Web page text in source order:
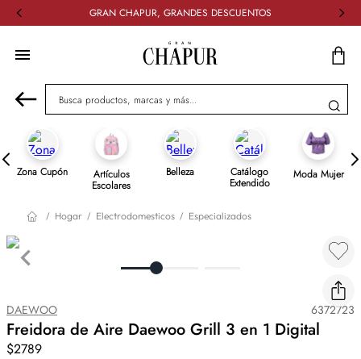
GRAN CHAPUR, GRANDES DESCUENTOS
Busca productos, marcas y más...
Zona Cupón Artículos
Escolares
Belleza Catálogo
Extendido
Moda Mujer
Hogar Electrodomesticos Especializados
DAEWOO 6372723
Freidora de Aire Daewoo Grill 3 en 1 Digital
$2789